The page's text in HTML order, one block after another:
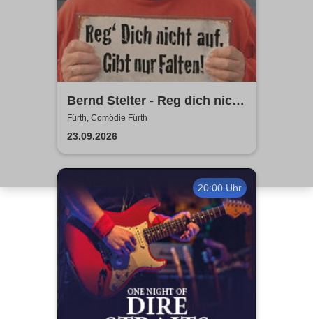
Bernd Stelter - Reg dich nicht
auf. Gibt nur Falten!
Fürth, Comödie Fürth
23.09.2026
20:00 Uhr